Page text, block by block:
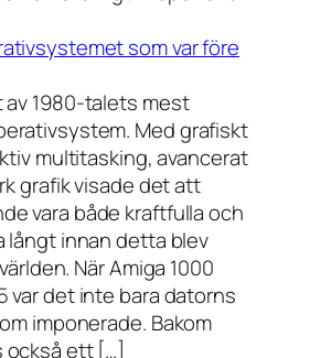
som var före
av 1980-talets mest
Med grafiskt
multitasking, avancerat
grafik visade det att
vara både kraftfulla och
långt innan detta blev
När Amiga 1000
var det inte bara datorns
imponerade. Bakom
också ett […]